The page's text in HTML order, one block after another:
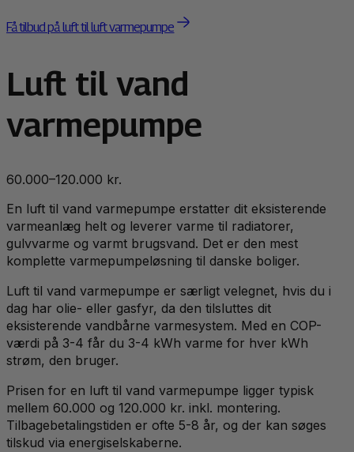
Få tilbud på luft til luft varmepumpe
Luft til vand
varmepumpe
60.000–120.000 kr.
En luft til vand varmepumpe erstatter dit eksisterende
varmeanlæg helt og leverer varme til radiatorer,
gulvvarme og varmt brugsvand. Det er den mest
komplette varmepumpeløsning til danske boliger.
Luft til vand varmepumpe er særligt velegnet, hvis du i
dag har olie- eller gasfyr, da den tilsluttes dit
eksisterende vandbårne varmesystem. Med en COP-
værdi på 3-4 får du 3-4 kWh varme for hver kWh
strøm, den bruger.
Prisen for en luft til vand varmepumpe ligger typisk
mellem 60.000 og 120.000 kr. inkl. montering.
Tilbagebetalingstiden er ofte 5-8 år, og der kan søges
tilskud via energiselskaberne.